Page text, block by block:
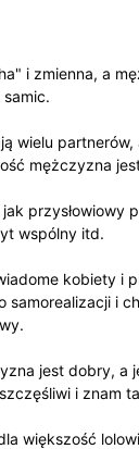
i zmienna, a
samic.
wielu
mężczyzna
przysłowiowy
wspólny itd.
kobiety i
samorealizacji i
jest dobry, a
i znam
większość